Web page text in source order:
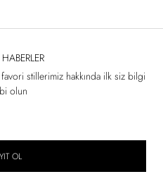
stillerimiz hakkında ilk siz bilgi
olun
OL